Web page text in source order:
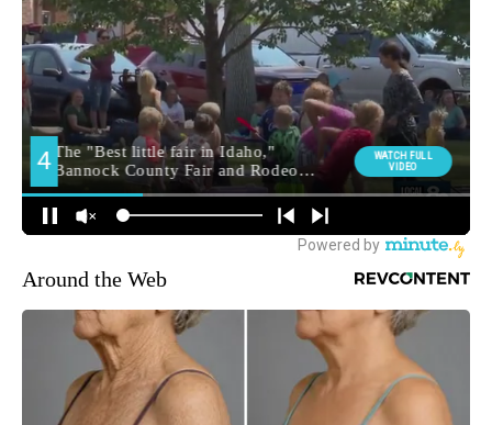
Around the Web